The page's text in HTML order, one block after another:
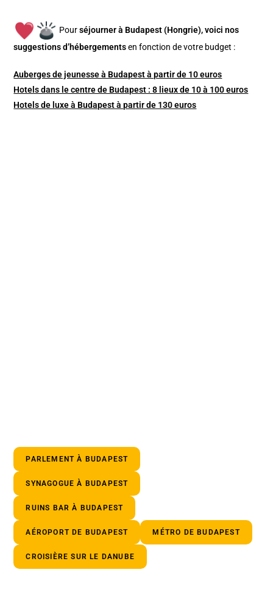
Pourséjourner à Budapest (Hongrie), voici nos
suggestions d’hébergements en fonction de votre budget :
Auberges de jeunesse à Budapest à partir de 10 euros
Hotels dans le centre de Budapest : 8 lieux de 10 à 100 euros
Hotels de luxe à Budapest à partir de 130 euros
PARLEMENT À BUDAPEST
SYNAGOGUE À BUDAPEST
RUINS BAR À BUDAPEST
AÉROPORT DE BUDAPEST MÉTRO DE BUDAPEST
CROISIÈRE SUR LE DANUBE